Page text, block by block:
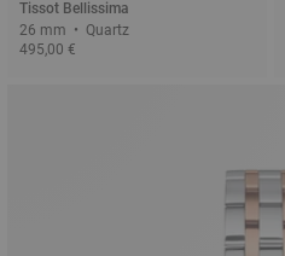
Tissot Bellissima
26 mm • Quartz
495,00 €